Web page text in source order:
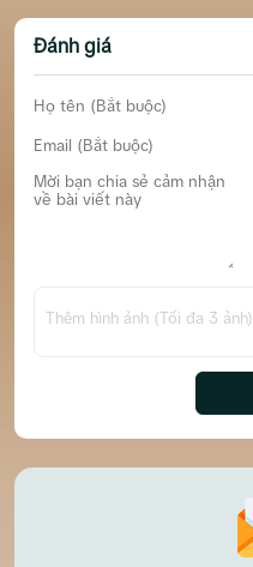
Đánh giá
Thêm hình ảnh (Tối đa 3 ảnh)